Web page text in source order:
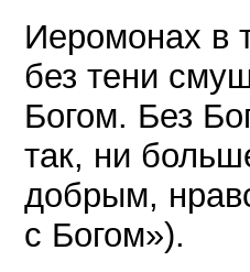
Иеромонах в
без тени
Богом. Без
так, ни
добрым,
с Богом»).